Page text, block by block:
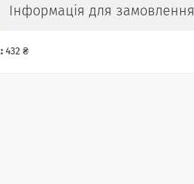
Інформація для замовлення
432 ₴